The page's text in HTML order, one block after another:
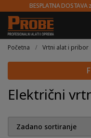
BESPLATNA
Preskoči
na
Skoči
do
Početna / Vrtni alat i pribor
Električni